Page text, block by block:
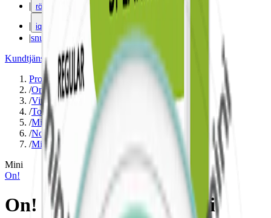
| rökning
| iqos
|snuskuriren
Kundtjänst|
Varumärken
Produkter
/On!
/Vitt snus
/Torr Portion
/Mini
/Normal
/Mint
Mini
On!
On! Spearmint 3mg Mini